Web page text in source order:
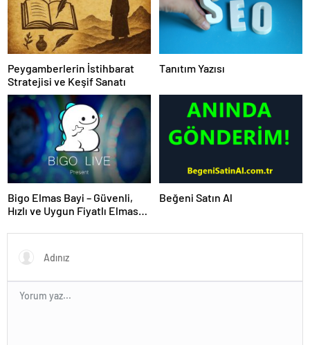
Peygamberlerin İstihbarat
Stratejisi ve Keşif Sanatı
Tanıtım Yazısı
Bigo Elmas Bayi – Güvenli,
Hızlı ve Uygun Fiyatlı Elmas
Beğeni Satın Al